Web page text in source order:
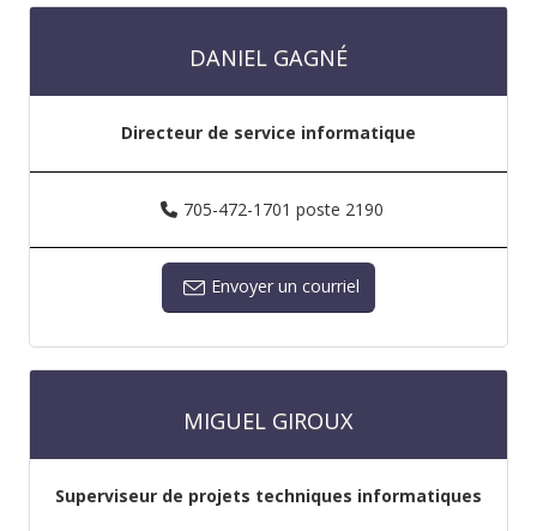
DANIEL GAGNÉ
Directeur de service informatique
705-472-1701 poste 2190
Envoyer un courriel
MIGUEL GIROUX
Superviseur de projets techniques informatiques